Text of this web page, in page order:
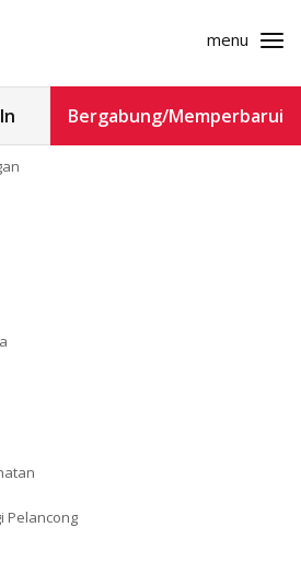
menu
Bergabung/Memperbarui
Pelancong